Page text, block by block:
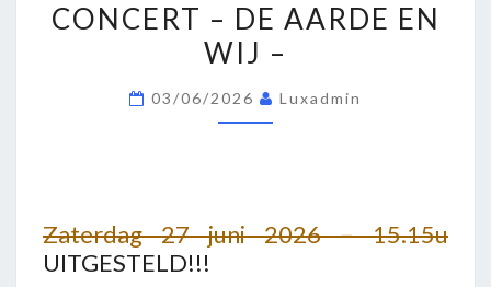
–
DE
EN
CONCERT – DE AARDE EN
WIJ –
03/06/2026 Luxadmin
Zaterdag 27 juni 2026 – 15.15u
UITGESTELD!!!